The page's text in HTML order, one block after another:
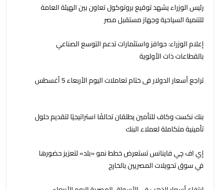
رئيس الوزراء يشهد توقيع بروتوكول تعاون بين الهيئة العامة
للتنمية السياحية وجهاز مستقبل مصر
إعلام الوزراء: حوافز واستثمارات تدعم التوسع الصناعي
بالقطاعات ذات الأولوية
تراجع أسعار الدولار فى ختام تعاملات اليوم الأربعاء 5 أغسطس
بنك نكست وكاف للتأمين يطلقان تحالفًا استراتيجيًا لتقديم حلول
تأمينية متكاملة لعملاء البنك
إي اف چي فاينانس تستعرض خطط نمو «بلد» لتعزيز حضورها
في سوق تحويلات المصريين بالخارج